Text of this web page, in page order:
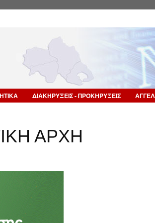
ΔΙΑΚΗΡΥΞΕΙΣ - ΠΡΟΚΗΡΥΞΕΙΣ
ΑΡΧΗ